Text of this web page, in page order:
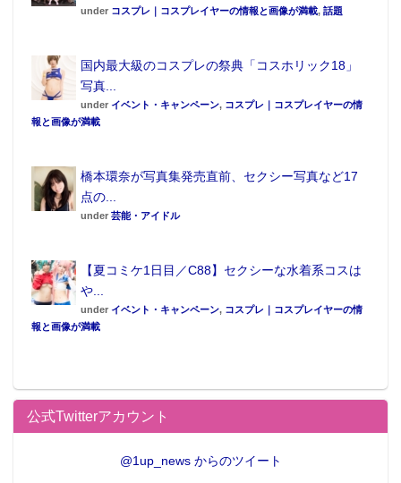
under コスプレ｜コスプレイヤーの情報と画像が満載, 話題
国内最大級のコスプレの祭典「コスホリック18」
写真...
under イベント・キャンペーン, コスプレ｜コスプレイヤーの情
報と画像が満載
橋本環奈が写真集発売直前、セクシー写真など17
点の...
under 芸能・アイドル
【夏コミケ1日目／C88】セクシーな水着系コスは
や...
under イベント・キャンペーン, コスプレ｜コスプレイヤーの情
報と画像が満載
公式Twitterアカウント
@1up_news からのツイート